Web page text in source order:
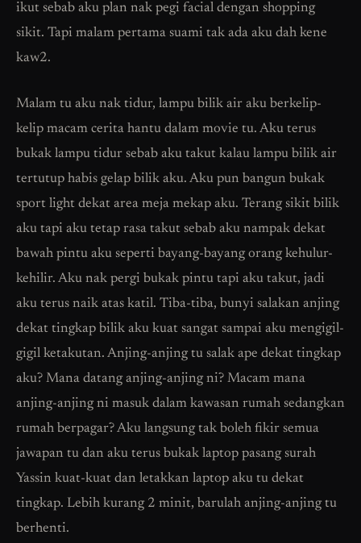
ikut sebab aku plan nak pegi facial dengan shopping
sikit. Tapi malam pertama suami tak ada aku dah kene
kaw2.
Malam tu aku nak tidur, lampu bilik air aku berkelip-
kelip macam cerita hantu dalam movie tu. Aku terus
bukak lampu tidur sebab aku takut kalau lampu bilik air
tertutup habis gelap bilik aku. Aku pun bangun bukak
sport light dekat area meja mekap aku. Terang sikit bilik
aku tapi aku tetap rasa takut sebab aku nampak dekat
bawah pintu aku seperti bayang-bayang orang kehulur-
kehilir. Aku nak pergi bukak pintu tapi aku takut, jadi
aku terus naik atas katil. Tiba-tiba, bunyi salakan anjing
dekat tingkap bilik aku kuat sangat sampai aku mengigil-
gigil ketakutan. Anjing-anjing tu salak ape dekat tingkap
aku? Mana datang anjing-anjing ni? Macam mana
anjing-anjing ni masuk dalam kawasan rumah sedangkan
rumah berpagar? Aku langsung tak boleh fikir semua
jawapan tu dan aku terus bukak laptop pasang surah
Yassin kuat-kuat dan letakkan laptop aku tu dekat
tingkap. Lebih kurang 2 minit, barulah anjing-anjing tu
berhenti.